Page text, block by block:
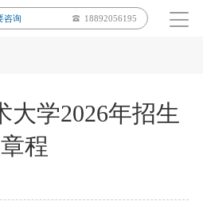
咨询 18892056195
大学2026年招生
章程